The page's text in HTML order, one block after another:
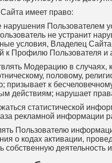
имеет право:
нарушения Пользователем
не устранит
условия, Владелец
к Профилю Пользователя
Модерацию в случаях,
половому,
призывает к
действиям; нарушает
статистической
рекламной информации
Пользователю
о кодах активации,
собственную деятельность и